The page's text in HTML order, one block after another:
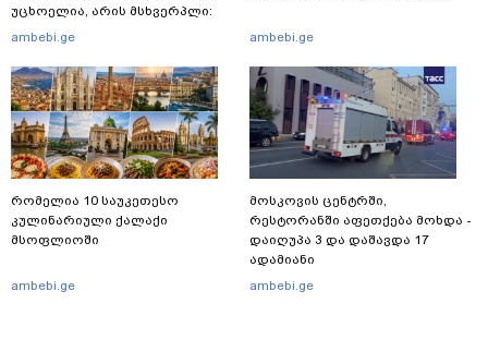
უცხოელია, არის მსხვერპლი:
ბოლო ცნობები სეუტადან,
გასვლის ეშინიათ
ambebi.ge
რომელია 10 საუკეთესო
კულინარიული ქალაქი
მსოფლიოში
ambebi.ge
ambebi.ge
მოსკოვის ცენტრში,
რესტორანში აფეთქება მოხდა -
დაიღუპა 3 და დაშავდა 17
ადამიანი
ambebi.ge